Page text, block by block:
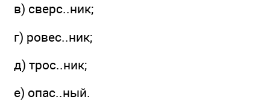
в) сверс..ник;
г) ровес..ник;
д) трос..ник;
е) опас..ный.